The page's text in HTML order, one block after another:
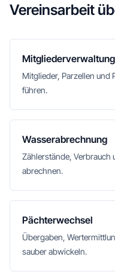
Vereinsarbeit
Mitgliederverwaltung
Mitglieder, Parzellen und
führen.
Wasserabrechnung
Zählerstände,
abrechnen.
Pächterwechsel
Übergaben,
sauber abwickeln.